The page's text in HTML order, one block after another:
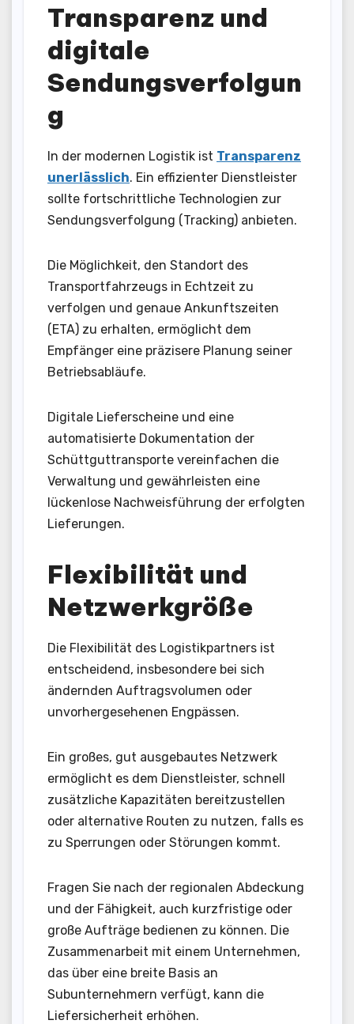
Transparenz und
digitale
Sendungsverfolgun
g
In der modernen Logistik ist Transparenz
unerlässlich. Ein effizienter Dienstleister
sollte fortschrittliche Technologien zur
Sendungsverfolgung (Tracking) anbieten.
Die Möglichkeit, den Standort des
Transportfahrzeugs in Echtzeit zu
verfolgen und genaue Ankunftszeiten
(ETA) zu erhalten, ermöglicht dem
Empfänger eine präzisere Planung seiner
Betriebsabläufe.
Digitale Lieferscheine und eine
automatisierte Dokumentation der
Schüttguttransporte vereinfachen die
Verwaltung und gewährleisten eine
lückenlose Nachweisführung der erfolgten
Lieferungen.
Flexibilität und
Netzwerkgröße
Die Flexibilität des Logistikpartners ist
entscheidend, insbesondere bei sich
ändernden Auftragsvolumen oder
unvorhergesehenen Engpässen.
Ein großes, gut ausgebautes Netzwerk
ermöglicht es dem Dienstleister, schnell
zusätzliche Kapazitäten bereitzustellen
oder alternative Routen zu nutzen, falls es
zu Sperrungen oder Störungen kommt.
Fragen Sie nach der regionalen Abdeckung
und der Fähigkeit, auch kurzfristige oder
große Aufträge bedienen zu können. Die
Zusammenarbeit mit einem Unternehmen,
das über eine breite Basis an
Subunternehmern verfügt, kann die
Liefersicherheit erhöhen.